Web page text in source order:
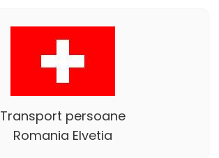
Transport persoane
Romania Elvetia